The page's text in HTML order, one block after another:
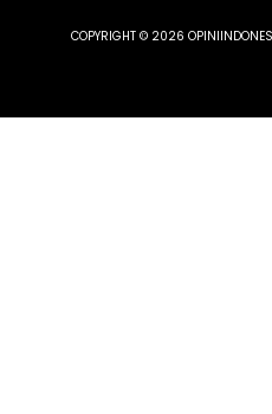
COPYRIGHT © 2026